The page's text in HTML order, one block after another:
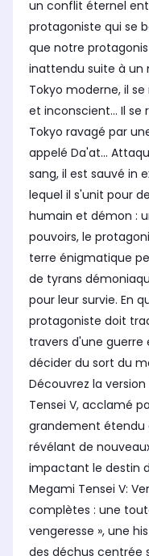
un conflit éternel
protagoniste qui se
que notre
inattendu suite à un
Tokyo moderne, il
et inconscient... Il se
Tokyo ravagé par
appelé Da'at...
sang, il est sauvé in
lequel il s'unit pour
humain et démon :
pouvoirs, le
terre énigmatique
de tyrans
pour leur survie. En
protagoniste doit
travers d'une
décider du sort du
Découvrez la
Tensei V, acclamé
grandement étendu
révélant de
impactant le destin
Megami Tensei V:
complètes : une
vengeresse », une
des déchus centrée